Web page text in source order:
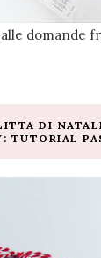
domande
DI
TUTORIAL